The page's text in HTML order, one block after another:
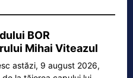
BOR
Mihai Viteazul
astăzi, 9 august 2026,